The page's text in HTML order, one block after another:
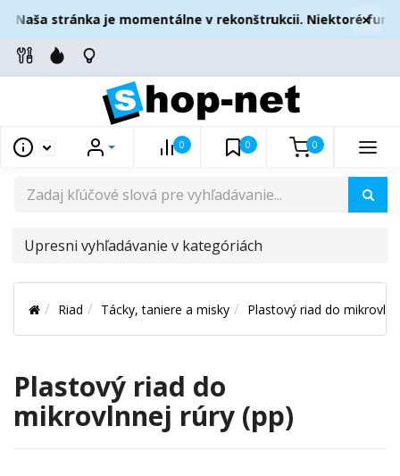
stránka je momentálne v rekonštrukcii. Niektoré ×
0 0 0
UPRESNI
V
KATEGÓRIÁCH
Riad Tácky, taniere a misky Plastový riad do
Plastový riad do
mikrovlnnej rúry (pp)